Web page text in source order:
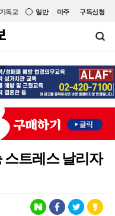
미주 구독신청
일반
기독교
스트레스 날리자